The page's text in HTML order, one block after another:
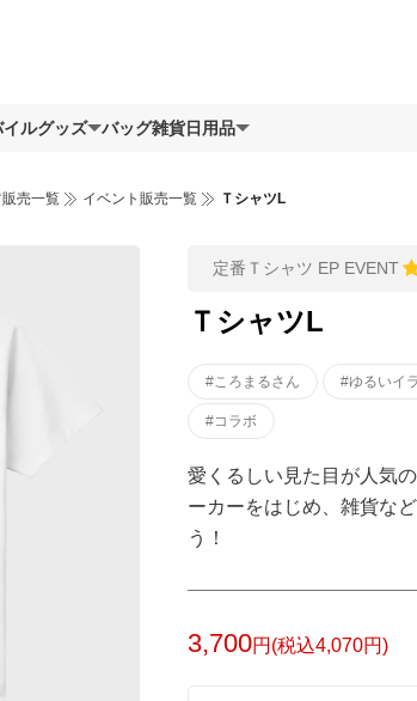
ルグッズ バッグ雑貨日用品
売一覧 イベント販売一覧 ＴシャツL
定番Ｔシャツ EP EVENT
ＴシャツL
#ころまるさん #ゆるいイ
#コラボ
愛くるしい見た目が人気
ーカーをはじめ、雑貨な
う！
3,700円(税込4,070円)